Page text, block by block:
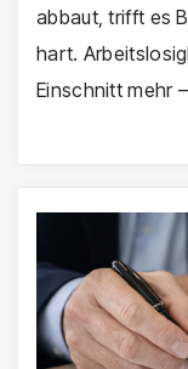
abbaut, trifft es
hart.
Einschnitt mehr